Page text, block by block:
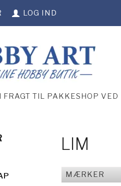
LOG IND
FRAGT TIL PAKKESHOP
LIM
MÆRKER